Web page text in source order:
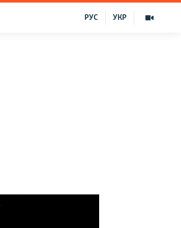
УКР
РУС